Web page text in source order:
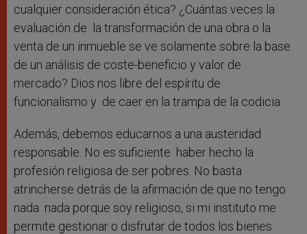
cualquier consideración ética? ¿Cuántas veces la
evaluación de la transformación de una obra o la
venta de un inmueble se ve solamente sobre la base
de un análisis de coste-beneficio y valor de
mercado? Dios nos libre del espíritu de
funcionalismo y de caer en la trampa de la codicia.
Además, debemos educarnos a una austeridad
responsable. No es suficiente haber hecho la
profesión religiosa de ser pobres. No basta
atrincherse detrás de la afirmación de que no tengo
nada nada porque soy religioso, si mi instituto me
permite gestionar o disfrutar de todos los bienes